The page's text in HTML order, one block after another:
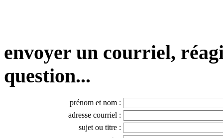
envoyer un courriel,
question...
prénom et nom :
adresse courriel :
sujet ou titre :